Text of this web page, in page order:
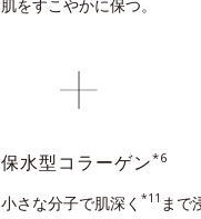
肌をすこやかに保つ。
保水型コラーゲン*6
小さな分子で肌深く*11 まで